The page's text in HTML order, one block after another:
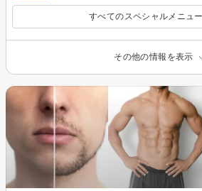
すべてのスペシャルメニュ
その他の情報を表示